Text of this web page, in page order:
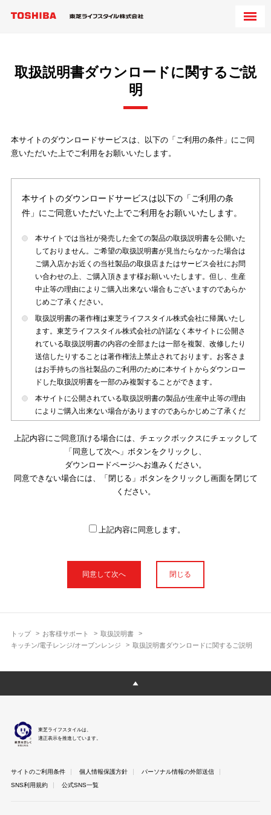
トップ お客様サポート
取扱説明書
キッチン/電子レンジ/オーブンレンジ
取扱説明書ダウンロードに関するご説明
取扱説明書ダウンロードに関するご説
明
本サイトのダウンロードサービスは、以下の「ご利用の条件」にご同
意いただいた上でご利用をお願いいたします。
本サイトのダウンロードサービスは以下の「ご利用の条
件」にご同意いただいた上でご利用をお願いいたします。
本サイトでは当社が発売した全ての製品の取扱説明書を公開いた
しておりません。ご希望の取扱説明書が見当たらなかった場合は
ご購入店かお近くの当社製品の取扱店またはサービス会社にお問
い合わせの上、ご購入頂きます様お願いいたします。但し、生産
中止等の理由によりご購入出来ない場合もございますのであらか
じめご了承ください。
取扱説明書の著作権は東芝ライフスタイル株式会社に帰属いたし
ます。東芝ライフスタイル株式会社の許諾なく本サイトに公開さ
れている取扱説明書の内容の全部または一部を複製、改修したり
送信したりすることは著作権法上禁止されております。お客さま
はお手持ちの当社製品のご利用のために本サイトからダウンロー
ドした取扱説明書を一部のみ複製することができます。
本サイトに公開されている取扱説明書の製品が生産中止等の理由
によりご購入出来ない場合がありますのであらかじめご了承くだ
本サイトに公開されている取扱説明書は、製品が発売された時点
のものを掲載しております。従いまして本サイトに掲載されてい
る取扱説明書の記載内容とお客さまがお持ちの製品の仕様がその
後のマイナーチェンジ等で変更になる場合がございます。本サイ
トに公開されている取扱説明書の内容とお手持ちの製品の仕様に
使用上のご注意や安全上のご注意、また測定基準や数値等は取扱
説明書が作成された時点での基準に応じた内容となっております
明書以外の印刷物が同梱されている場合がありますが、本サイト
ではそれらを全て公開しておりませんのであらかじめご了承くだ
本サイトのサービスは予告なく中止または内容を変更する場合が
ございますのであらかじめご了承ください。
さま以外からのお問い合わせにはお答えできない場合があります
のであらかじめご了承ください。
上記内容にご同意頂ける場合には、チェックボックスにチェックして
「同意して次へ」ボタンをクリックし、
ダウンロードページへお進みください。
同意できない場合には、「閉じる」ボタンをクリックし画面を閉じて
ください。
上記内容に同意します。
閉じる
東芝ライフスタイルは、
適正表示を推進しています。
サイトのご利用条件 個人情報保護方針
パーソナル情報の外部送信
SNS利用規約
公式SNS一覧